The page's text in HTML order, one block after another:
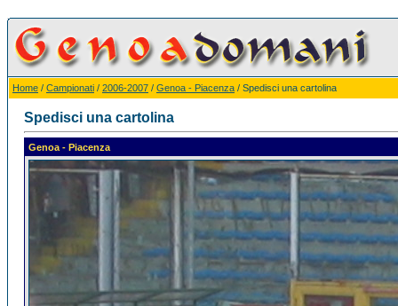
Home / Campionati / 2006-2007 / Genoa - Piacenza / Spedisci una cartolina
Spedisci una cartolina
Genoa - Piacenza